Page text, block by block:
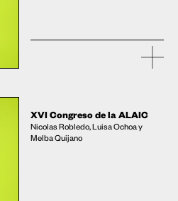
XVI Congreso de la ALAIC
Nicolas Robledo, Luisa Ochoa y
Melba Quijano